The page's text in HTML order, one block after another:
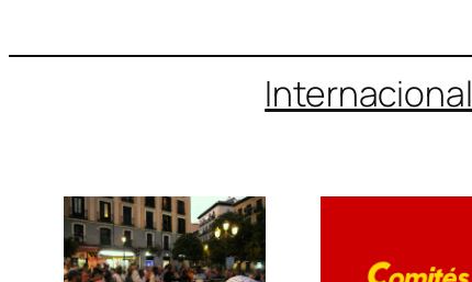
Internacional